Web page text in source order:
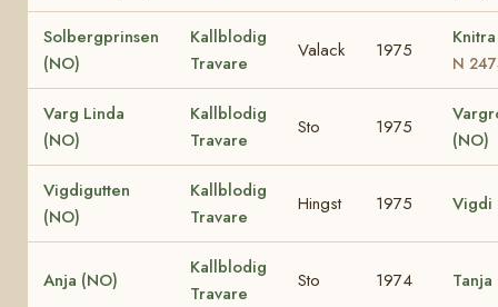
Solbergprinsen
(NO)
Kallblodig
Travare
Valack 1975
N
Varg Linda
(NO)
Kallblodig
Travare
Sto 1975
(NO)
Vigdigutten
(NO)
Kallblodig
Travare
Hingst 1975 Vigdi
Anja (NO)
Kallblodig
Travare
Sto 1974